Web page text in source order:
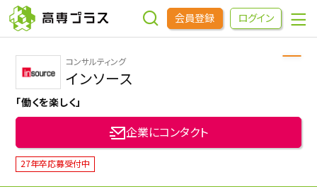
会員登録 ログイン
企業をさがす
進学先をさがす
インターンシップ・イベントをさがす
コンサルティング
インソース
「働くを楽しく」
企業にコンタクト
27年卒応募受付中